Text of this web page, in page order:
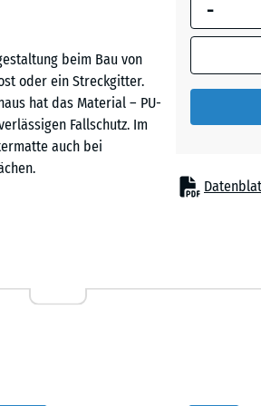
beim Bau von
oder ein Streckgitter.
hat das Material – PU-
Fallschutz. Im
auch bei
werden sollen.
Die offene Struktur
umrandete
anders
100
-